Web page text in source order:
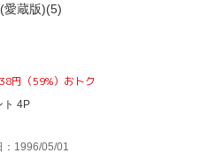
愛蔵版)(5)
円（59%）おトク
ト 4P
：1996/05/01